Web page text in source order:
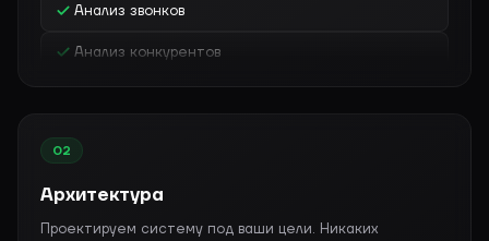
Анализ звонков
Анализ конкурентов
Анализ мотивации
Проверка знаний
02
Архитектура
Проектируем систему под ваши цели. Никаких